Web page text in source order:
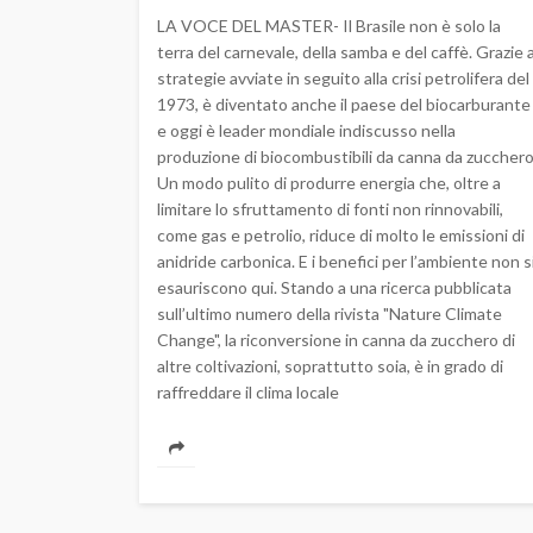
LA VOCE DEL MASTER- Il Brasile non è solo la
terra del carnevale, della samba e del caffè. Grazie a
strategie avviate in seguito alla crisi petrolifera del
1973, è diventato anche il paese del biocarburante
e oggi è leader mondiale indiscusso nella
produzione di biocombustibili da canna da
Un modo pulito di produrre energia che, oltre a
limitare lo sfruttamento di fonti non rinnovabili,
come gas e petrolio, riduce di molto le emissioni di
anidride carbonica. E i benefici per l’ambiente non
esauriscono qui. Stando a una ricerca pubblicata
sull’ultimo numero della rivista "Nature Climate
Change", la riconversione in canna da zucchero di
altre coltivazioni, soprattutto soia, è in grado di
raffreddare il clima locale